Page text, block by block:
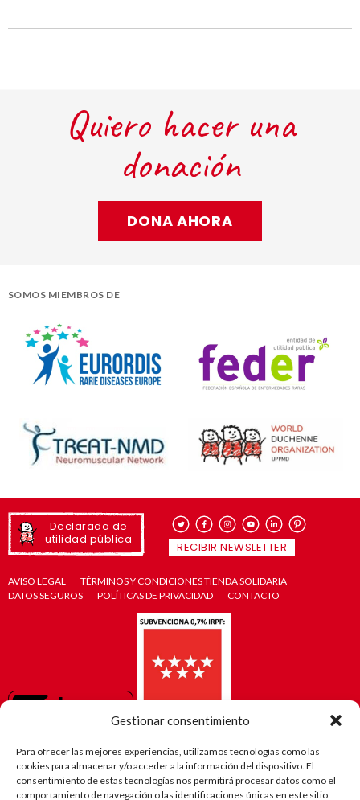
Gestionar consentimiento
Para ofrecer las mejores experiencias, utilizamos tecnologías como las
cookies para almacenar y/o acceder a la información del dispositivo. El
consentimiento de estas tecnologías nos permitirá procesar datos como el
comportamiento de navegación o las identificaciones únicas en este sitio.
Quiero hacer una
donación
DONA AHORA
SOMOS MIEMBROS DE
Declarada de
utilidad pública
RECIBIR NEWSLETTER
AVISO LEGAL
TÉRMINOS Y CONDICIONES TIENDA SOLIDARIA
DATOS SEGUROS
POLÍTICAS DE PRIVACIDAD CONTACTO